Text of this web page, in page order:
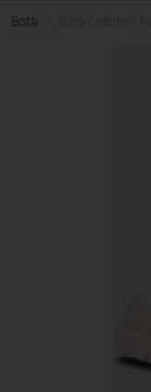
Bota